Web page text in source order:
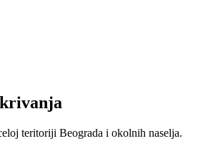
teritoriji Beograda i okolnih naselja.